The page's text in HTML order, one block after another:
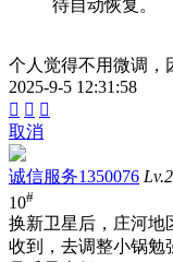
待自动恢复。
个人觉得不用微调，
2025-9-5 12:31:58
  
取消
诚信服务1350076
10#
换新卫星后，庄河地
收到，去调整小锅勉